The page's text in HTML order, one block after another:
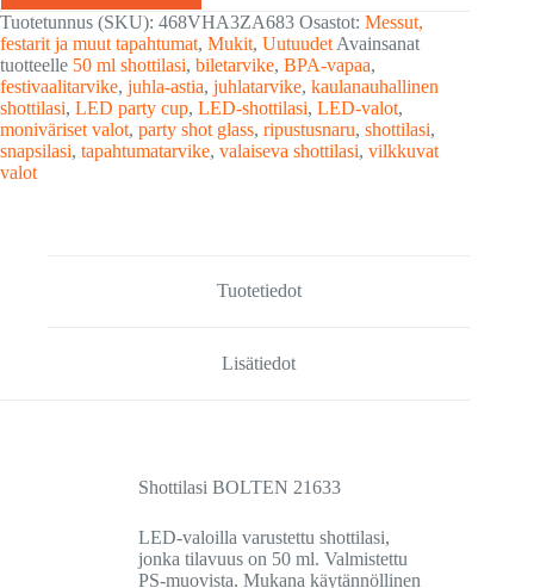
Tuotetunnus (SKU): 468VHA3ZA683 Osastot: Messut,
festarit ja muut tapahtumat, Mukit, Uutuudet Avainsanat
tuotteelle 50 ml shottilasi, biletarvike, BPA-vapaa,
festivaalitarvike, juhla-astia, juhlatarvike, kaulanauhallinen
shottilasi, LED party cup, LED-shottilasi, LED-valot,
moniväriset valot, party shot glass, ripustusnaru, shottilasi,
snapsilasi, tapahtumatarvike, valaiseva shottilasi, vilkkuvat
valot
Tuotetiedot
Lisätiedot
Shottilasi BOLTEN 21633
LED-valoilla varustettu shottilasi,
jonka tilavuus on 50 ml. Valmistettu
PS-muovista. Mukana käytännöllinen